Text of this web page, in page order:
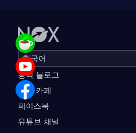
공식 블로그
공식 카페
페이스북
유튜브 채널